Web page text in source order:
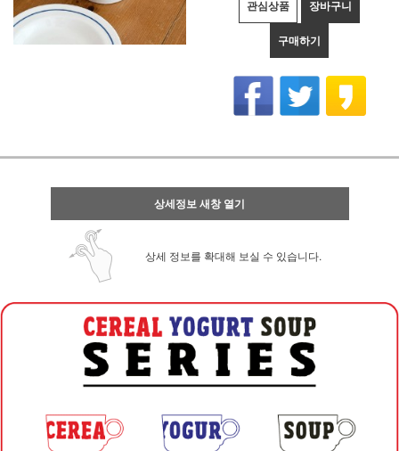
관심상품 장바구니
구매하기
상세정보 새창 열기
상세 정보를 확대해 보실 수 있습니다.